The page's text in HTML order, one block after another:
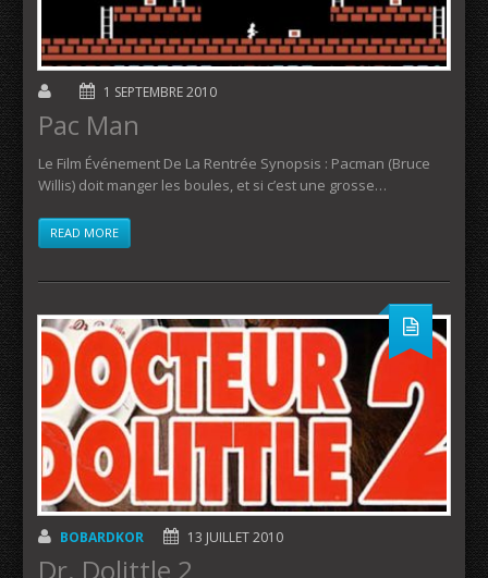
1 SEPTEMBRE 2010
Pac Man
Le Film Événement De La Rentrée Synopsis : Pacman (Bruce
Willis) doit manger les boules, et si c’est une grosse…
READ MORE
BOBARDKOR 13 JUILLET 2010
Dr. Dolittle 2